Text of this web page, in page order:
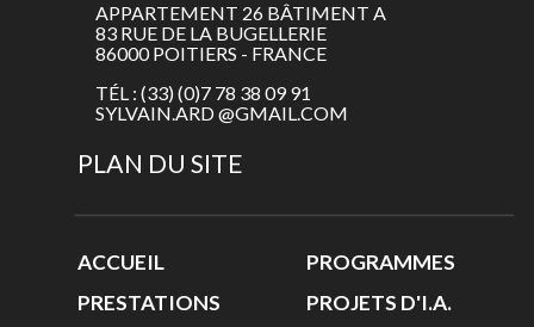
APPARTEMENT 26 BÂTIMENT A
83 RUE DE LA BUGELLERIE
86000 POITIERS - FRANCE
TÉL : (33) (0)7 78 38 09 91
SYLVAIN.ARD @GMAIL.COM
PLAN DU SITE
ACCUEIL
PRESTATIONS
PROGRAMMES
PROJETS D'I.A.